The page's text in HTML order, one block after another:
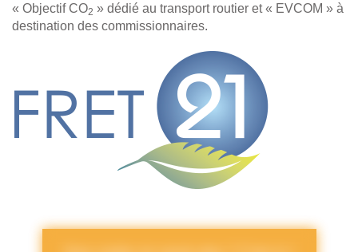
« Objectif CO2 » dédié au transport routier et « EVCOM » à
destination des commissionnaires.